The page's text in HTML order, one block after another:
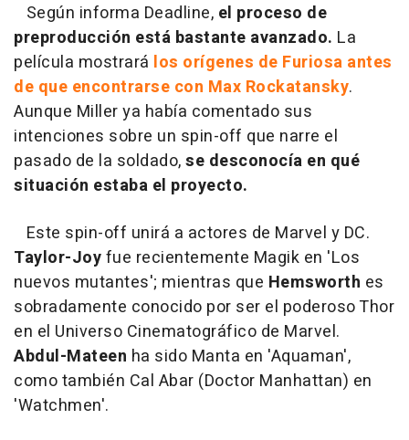
Según informa Deadline, el proceso de
preproducción está bastante avanzado. La
película mostrará los orígenes de Furiosa antes
de que encontrarse con Max Rockatansky.
Aunque Miller ya había comentado sus
intenciones sobre un spin-off que narre el
pasado de la soldado,se desconocía en qué
situación estaba el proyecto.
Este spin-off unirá a actores de Marvel y DC.
Taylor-Joyfue recientemente Magik en 'Los
nuevos mutantes'; mientras que Hemsworth es
sobradamente conocido por ser el poderoso Thor
en el Universo Cinematográfico de Marvel.
Abdul-Mateen ha sido Manta en 'Aquaman',
como también Cal Abar (Doctor Manhattan) en
'Watchmen'.